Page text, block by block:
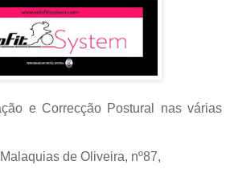
e Correcção Postural nas várias
de Oliveira, nº87,